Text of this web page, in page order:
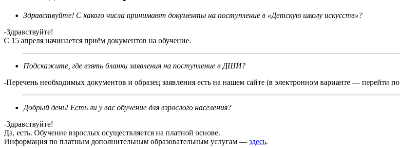
Здравствуйте! С какого числа принимают документы на поступление в «Детскую школу искусств»?
-Здравствуйте!
С 15 апреля начинается приём документов на обучение.
Подскажите, где взять бланки заявления на поступление в ДШИ?
-Перечень необходимых документов и образец заявления есть на нашем сайте (в электронном варианте — перейти по
Добрый день! Есть ли у вас обучение для взрослого населения?
-Здравствуйте!
Да, есть. Обучение взрослых осуществляется на платной основе.
Информация по платным дополнительным образовательным услугам — здесь.